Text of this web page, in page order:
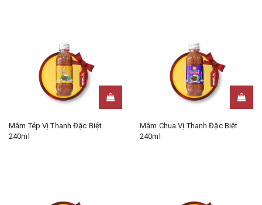
Mắm Tép Vị Thanh Đặc Biệt
240ml
Mắm Chua Vị Thanh Đặc Biệt
240ml